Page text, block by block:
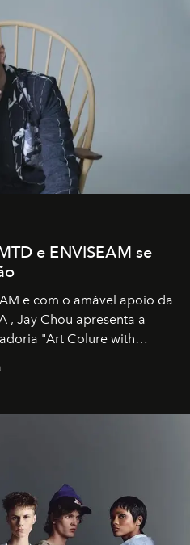
e ENVISEAM se
e com o amável apoio da
, Jay Chou apresenta a
"Art Colure with